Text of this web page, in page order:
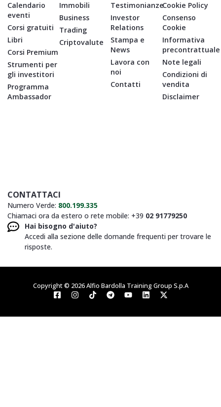
Calendario
eventi
Corsi gratuiti
Libri
Corsi Premium
Strumenti per
gli investitori
Programma
Ambassador
Immobili
Business
Trading
Criptovalute
Testimonianze
Investor
Relations
Stampa e
News
Lavora con
noi
Contatti
Cookie Policy
Consenso
Cookie
Informativa
precontrattuale
Note legali
Condizioni di
vendita
Disclaimer
CONTATTACI
Numero Verde: 800.199.335
Chiamaci ora da estero o rete mobile: +39 02 91779250
Hai bisogno d'aiuto?
Accedi alla sezione delle domande frequenti per trovare le
risposte.
Copyright © 2026 Alfio Bardolla Training Group S.p.A